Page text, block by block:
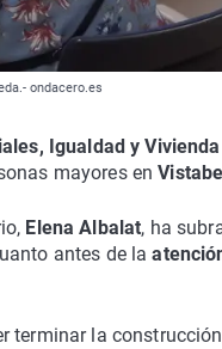
ondacero.es
Igualdad y Vivienda
mayores en
Elena Albalat, ha
antes de la
terminar la